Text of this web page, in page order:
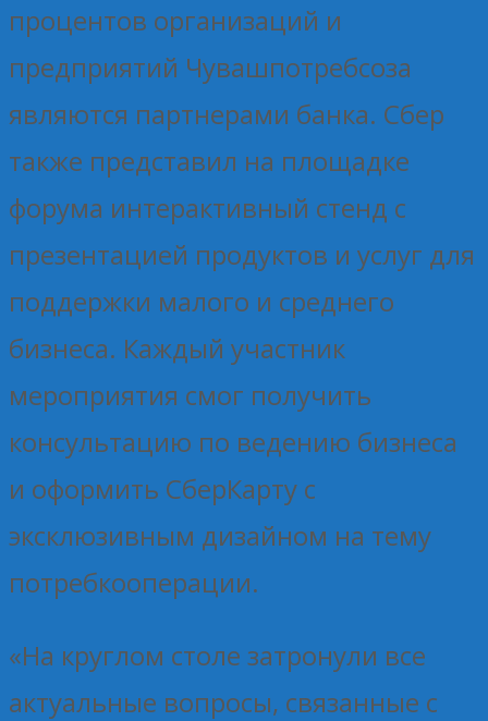
процентов организаций и
предприятий Чувашпотребсоза
являются партнерами банка. Сбер
также представил на площадке
форума интерактивный стенд с
презентацией продуктов и услуг для
поддержки малого и среднего
бизнеса. Каждый участник
мероприятия смог получить
консультацию по ведению бизнеса
и оформить СберКарту с
эксклюзивным дизайном на тему
потребкооперации.
«На круглом столе затронули все
актуальные вопросы, связанные с